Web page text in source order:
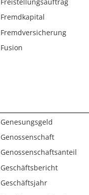
Fremdkapital
Fremdversicherung
Fusion
Genesungsgeld
Genossenschaft
Genossenschaftsanteil
Geschäftsbericht
Geschäftsjahr